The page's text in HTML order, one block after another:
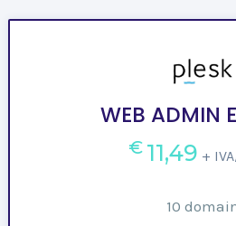
WEB ADMIN
€ 11,49 +
10